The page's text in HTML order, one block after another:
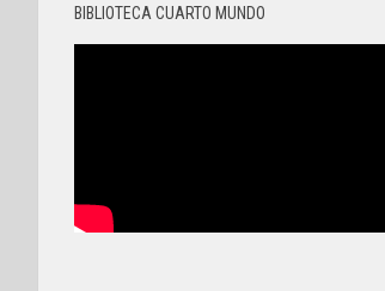
BIBLIOTECA CUARTO MUNDO